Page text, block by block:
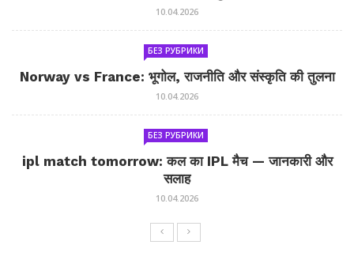
10.04.2026
БЕЗ РУБРИКИ
Norway vs France: भूगोल, राजनीति और संस्कृति की तुलना
10.04.2026
БЕЗ РУБРИКИ
ipl match tomorrow: कल का IPL मैच — जानकारी और
सलाह
10.04.2026